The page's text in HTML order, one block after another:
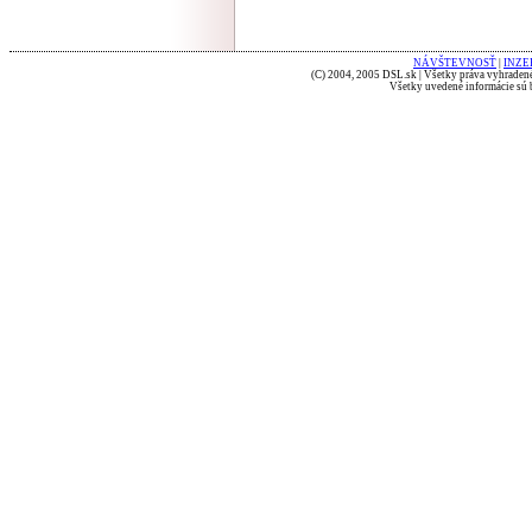
NÁVŠTEVNOSŤ
(C) 2004, 2005 DSL.sk | Všetky práva
Všetky uvedené informácie sú